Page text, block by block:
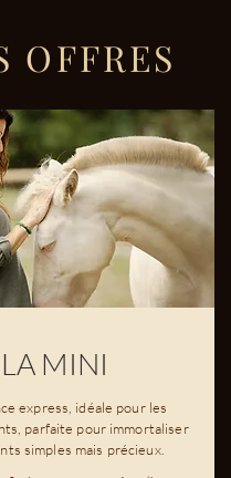
OFFRES
LA MINI
express, idéale pour les
parfaite pour immortaliser
simples mais précieux.